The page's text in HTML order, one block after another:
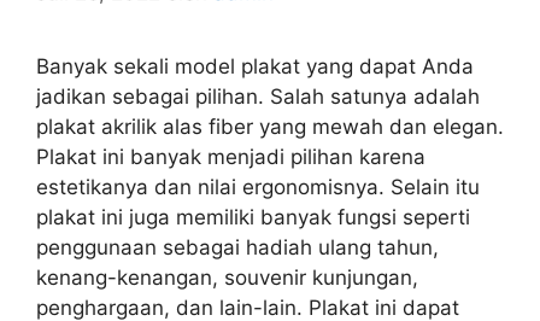
Banyak sekali model plakat yang dapat Anda
jadikan sebagai pilihan. Salah satunya adalah
plakat akrilik alas fiber yang mewah dan elegan.
Plakat ini banyak menjadi pilihan karena
estetikanya dan nilai ergonomisnya. Selain itu
plakat ini juga memiliki banyak fungsi seperti
penggunaan sebagai hadiah ulang tahun,
kenang-kenangan, souvenir kunjungan,
penghargaan, dan lain-lain. Plakat ini dapat